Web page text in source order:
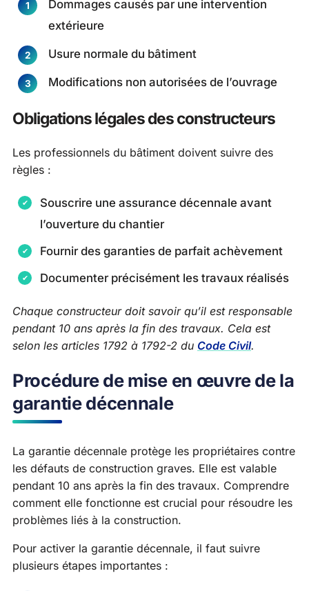
Dommages causés par une intervention
extérieure
Usure normale du bâtiment
Modifications non autorisées de l’ouvrage
Obligations légales des constructeurs
Les professionnels du bâtiment doivent suivre des
règles :
Souscrire une assurance décennale avant
l’ouverture du chantier
Fournir des garanties de parfait achèvement
Documenter précisément les travaux réalisés
Chaque constructeur doit savoir qu’il est responsable
pendant 10 ans après la fin des travaux. Cela est
selon les articles 1792 à 1792-2 du Code Civil.
Procédure de mise en œuvre de la
garantie décennale
La garantie décennale protège les propriétaires contre
les défauts de construction graves. Elle est valable
pendant 10 ans après la fin des travaux. Comprendre
comment elle fonctionne est crucial pour résoudre les
problèmes liés à la construction.
Pour activer la garantie décennale, il faut suivre
plusieurs étapes importantes :